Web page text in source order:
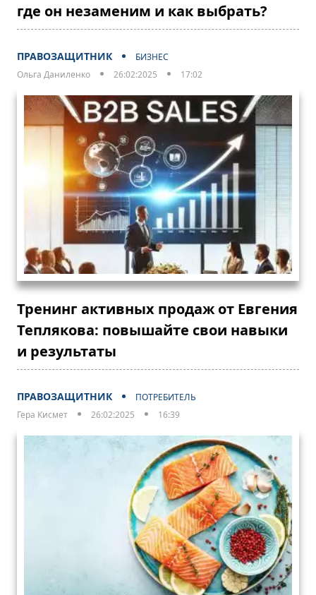
где он незаменим и как выбрать?
ПРАВОЗАЩИТНИК
БИЗНЕС
Ольга Даниленко
26:02:2025 17:02
Тренинг активных продаж от Евгения
Теплякова: повышайте свои навыки
и результаты
ПРАВОЗАЩИТНИК
ПОТРЕБИТЕЛЬ
Гера Кисмет
26:02:2025 16:39